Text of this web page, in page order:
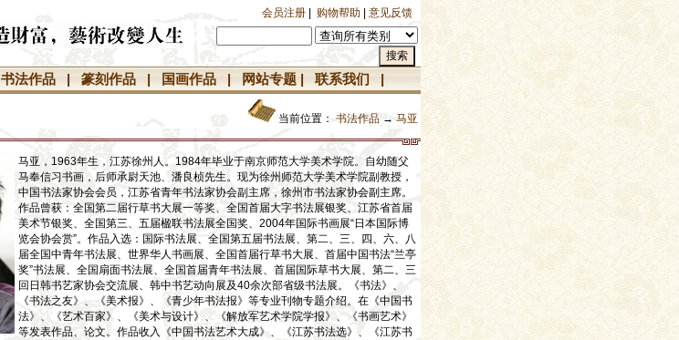
会员注册 购物帮助 意见反馈
书法作品 篆刻作品 国画作品 网站专题 联系我们
当前位置： 书法作品 → 马亚
马亚，1963年生，江苏徐州人。1984年毕业于南京师范大学美术学院。自幼随父
马奉信习书画，后师承尉天池、潘良桢先生。现为徐州师范大学美术学院副教授，
中国书法家协会会员，江苏省青年书法家协会副主席，徐州市书法家协会副主席。
作品曾获：全国第二届行草书大展一等奖、全国首届大字书法展银奖、江苏省首届
美术节银奖、全国第三、五届楹联书法展全国奖、2004年国际书画展“日本国际博
览会协会赏”。作品入选：国际书法展、全国第五届书法展、第二、三、四、六、八
届全国中青年书法展、世界华人书画展、全国首届行草书大展、首届中国书法“兰亭
奖”书法展、全国扇面书法展、全国首届青年书法展、首届国际草书大展、第二、三
回日韩书艺家协会交流展、韩中书艺动向展及40余次部省级书法展。《书法》、
《书法之友》、《美术报》、《青少年书法报》等专业刊物专题介绍。在《中国书
法》、《艺术百家》、《美术与设计》、《解放军艺术学院学报》、《书画艺术》
等发表作品、论文。作品收入《中国书法艺术大成》、《江苏书法选》、《江苏书